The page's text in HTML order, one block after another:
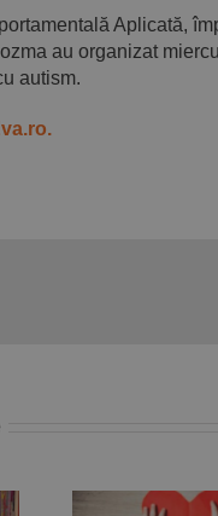
Aplicată,
au organizat
autism.